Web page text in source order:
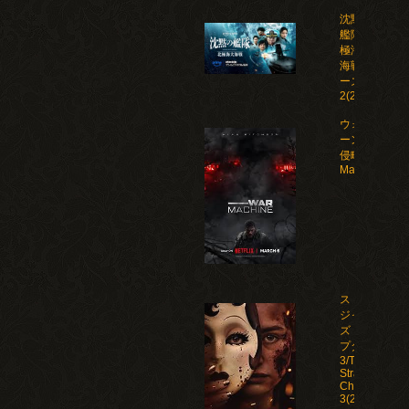
沈黙の
艦隊 北
極海大
海戦 シ
ーズン
2(2026)
ウォー・マシ
ーン: 未知な
侵略者/War
ストレン
ジャー
ズ：チャ
プター
3/The
Strangers:
Chapter
3(2026)